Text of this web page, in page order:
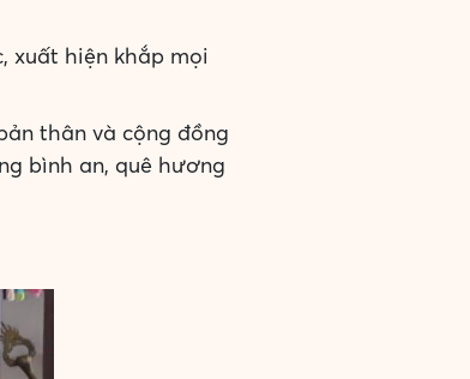
xuất hiện khắp mọi
thân và cộng đồng
bình an, quê hương